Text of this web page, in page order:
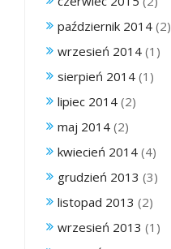
październik 2014 (2)
wrzesień 2014 (1)
sierpień 2014 (1)
lipiec 2014 (2)
maj 2014 (2)
kwiecień 2014 (4)
grudzień 2013 (3)
listopad 2013 (2)
wrzesień 2013 (1)